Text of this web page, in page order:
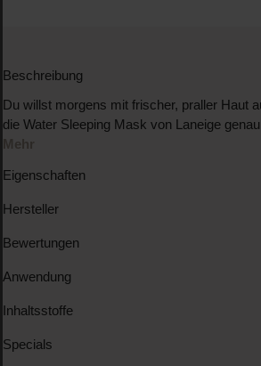
Beschreibung
Du willst morgens mit frischer, praller Haut
die Water Sleeping Mask von Laneige
Mehr
Eigenschaften
Hersteller
Bewertungen
Anwendung
Inhaltsstoffe
Specials